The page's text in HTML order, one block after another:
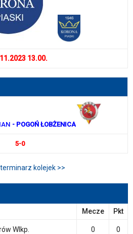
13.00.
- POGOŃ ŁOBŻENICA
5-0
kolejek >>
Mecze Pkt
Wlkp. 0 0